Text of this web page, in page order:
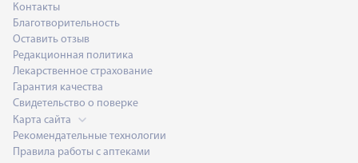
Контакты
Благотворительность
Оставить отзыв
Редакционная политика
Лекарственное страхование
Гарантия качества
Свидетельство о поверке
Карта сайта
Рекомендательные технологии
Правила работы с аптеками